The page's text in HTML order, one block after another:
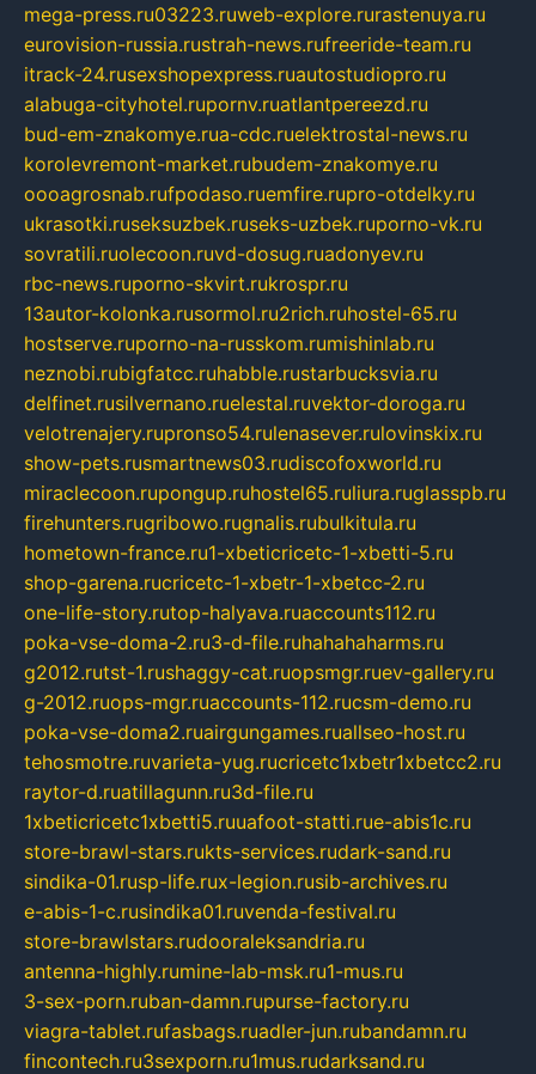
mega-press.ru03223.ruweb-explore.rurastenuya.ru
eurovision-russia.rustrah-news.rufreeride-team.ru
itrack-24.rusexshopexpress.ruautostudiopro.ru
alabuga-cityhotel.rupornv.ruatlantpereezd.ru
bud-em-znakomye.rua-cdc.ruelektrostal-news.ru
korolevremont-market.rubudem-znakomye.ru
oooagrosnab.rufpodaso.ruemfire.rupro-otdelky.ru
ukrasotki.ruseksuzbek.ruseks-uzbek.ruporno-vk.ru
sovratili.ruolecoon.ruvd-dosug.ruadonyev.ru
rbc-news.ruporno-skvirt.rukrospr.ru
13autor-kolonka.rusormol.ru2rich.ruhostel-65.ru
hostserve.ruporno-na-russkom.rumishinlab.ru
neznobi.rubigfatcc.ruhabble.rustarbucksvia.ru
delfinet.rusilvernano.ruelestal.ruvektor-doroga.ru
velotrenajery.rupronso54.rulenasever.rulovinskix.ru
show-pets.rusmartnews03.rudiscofoxworld.ru
miraclecoon.rupongup.ruhostel65.ruliura.ruglasspb.ru
firehunters.rugribowo.rugnalis.rubulkitula.ru
hometown-france.ru1-xbeticricetc-1-xbetti-5.ru
shop-garena.rucricetc-1-xbetr-1-xbetcc-2.ru
one-life-story.rutop-halyava.ruaccounts112.ru
poka-vse-doma-2.ru3-d-file.ruhahahaharms.ru
g2012.rutst-1.rushaggy-cat.ruopsmgr.ruev-gallery.ru
g-2012.ruops-mgr.ruaccounts-112.rucsm-demo.ru
poka-vse-doma2.ruairgungames.ruallseo-host.ru
tehosmotre.ruvarieta-yug.rucricetc1xbetr1xbetcc2.ru
raytor-d.ruatillagunn.ru3d-file.ru
1xbeticricetc1xbetti5.ruuafoot-statti.rue-abis1c.ru
store-brawl-stars.rukts-services.rudark-sand.ru
sindika-01.rusp-life.rux-legion.rusib-archives.ru
e-abis-1-c.rusindika01.ruvenda-festival.ru
store-brawlstars.rudooraleksandria.ru
antenna-highly.rumine-lab-msk.ru1-mus.ru
3-sex-porn.ruban-damn.rupurse-factory.ru
viagra-tablet.rufasbags.ruadler-jun.rubandamn.ru
fincontech.ru3sexporn.ru1mus.rudarksand.ru